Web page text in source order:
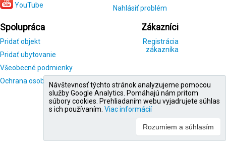
YouTube
Nahlásiť problém
Spolupráca
Pridať objekt
Pridať ubytovanie
Všeobecné podmienky
Ochrana osobných údajov
Zákazníci
Registrácia
zákazníka
Návštevnosť týchto stránok analyzujeme pomocou
služby Google Analytics. Pomáhajú nám pritom
súbory cookies. Prehliadaním webu vyjadrujete súhlas
s ich používaním. Viac informácií